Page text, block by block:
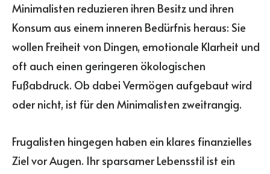
Minimalisten reduzieren ihren Besitz und ihren
Konsum aus einem inneren Bedürfnis heraus: Sie
wollen Freiheit von Dingen, emotionale Klarheit und
oft auch einen geringeren ökologischen
Fußabdruck. Ob dabei Vermögen aufgebaut wird
oder nicht, ist für den Minimalisten zweitrangig.
Frugalisten hingegen haben ein klares finanzielles
Ziel vor Augen. Ihr sparsamer Lebensstil ist ein